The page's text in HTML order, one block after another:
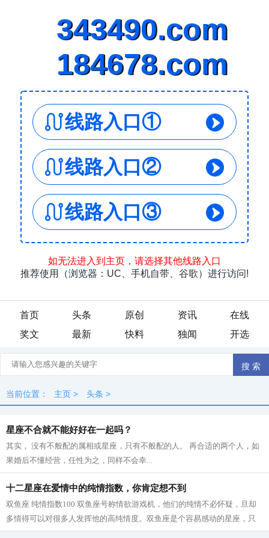
首页 头条 原创 资讯
在线
奖文
最新 快料 独闻 开选
当前位置： 主页 > 头条 >
星座不合就不能好好在一起吗？
其实， 没有不般配的属相或星座，只有不般配的人。 再合适的两个人，如
果婚后不懂经营，任性为之，同样不会幸...
十二星座在爱情中的纯情指数，你肯定想不到
双鱼座 纯情指数100 双鱼座号称情欲游戏机，他们的纯情不必怀疑，旦却
多情得可以对很多人发挥他的高纯情度。双鱼座是个容易感动的星座，只
要跟情感有关的事都会让他有很多感触...